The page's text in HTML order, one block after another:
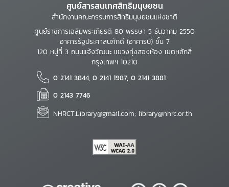
ศูนย์สารสนเทศสิทธิมนุษยชน
สำนักงานคณะกรรมการสิทธิมนุษยชนแห่งชาติ
ศูนย์ราชการเฉลิมพระเกียรติ 80 พรรษา 5 ธันวาคม 2550
อาคารรัฐประศาสนภักดี (อาคารบี) ชั้น 7
120 หมู่ที่ 3 ถนนแจ้งวัฒนะ แขวงทุ่งสองห้อง เขตหลักสี่
กรุงเทพฯ 10210
0 2141 3844, 0 2141 1987, 0 2141 3881
0 2143 7746
NHRCT.Library@gmail.com; library@nhrc.or.th